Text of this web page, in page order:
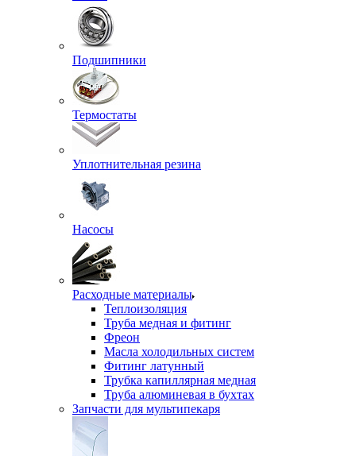
Подшипники
Термостаты
Уплотнительная резина
Насосы
Расходные материалы
Теплоизоляция
Труба медная и фитинг
Фреон
Масла холодильных систем
Фитинг латунный
Трубка капиллярная медная
Труба алюминевая в бухтах
Запчасти для мультипекаря